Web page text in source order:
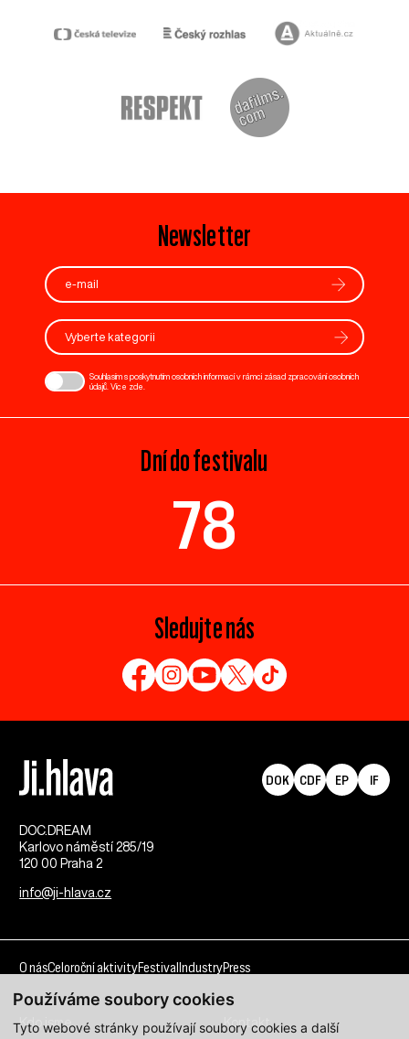
Používáme soubory cookies
Tyto webové stránky používají soubory cookies a další
Newsletter
Vyberte kategorii
Souhlasím s poskytnutím osobních informací v rámci zásad zpracování osobních
údajů. Více zde
Dní do festivalu
78
Sledujte nás
DOC.DREAM​
Karlovo náměstí 285/19
120 00 Praha 2
info@ji-hlava.cz
DOK CDF EP IF
O násCeloroční aktivityFestival IndustryPress
Kdo jsme Kontakt